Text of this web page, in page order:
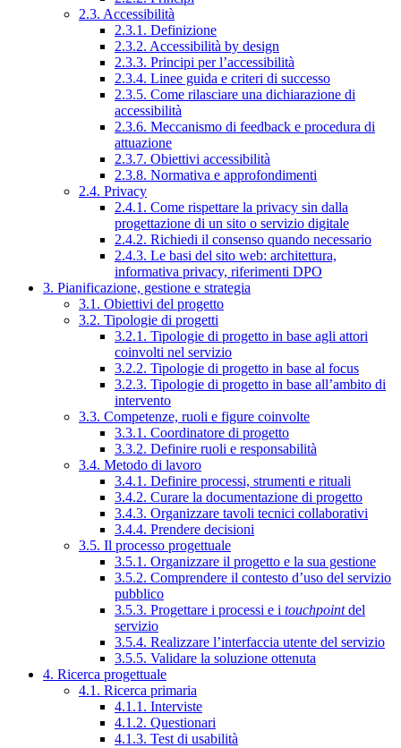
2.3. Accessibilità
2.3.1. Definizione
2.3.2. Accessibilità by design
2.3.3. Principi per l’accessibilità
2.3.4. Linee guida e criteri di successo
2.3.5. Come rilasciare una dichiarazione di
accessibilità
2.3.6. Meccanismo di feedback e procedura di
attuazione
2.3.7. Obiettivi accessibilità
2.3.8. Normativa e approfondimenti
2.4. Privacy
2.4.1. Come rispettare la privacy sin dalla
progettazione di un sito o servizio digitale
2.4.2. Richiedi il consenso quando necessario
2.4.3. Le basi del sito web: architettura,
informativa privacy, riferimenti DPO
3. Pianificazione, gestione e strategia
3.1. Obiettivi del progetto
3.2. Tipologie di progetti
3.2.1. Tipologie di progetto in base agli attori
coinvolti nel servizio
3.2.2. Tipologie di progetto in base al focus
3.2.3. Tipologie di progetto in base all’ambito di
intervento
3.3. Competenze, ruoli e figure coinvolte
3.3.1. Coordinatore di progetto
3.3.2. Definire ruoli e responsabilità
3.4. Metodo di lavoro
3.4.1. Definire processi, strumenti e rituali
3.4.2. Curare la documentazione di progetto
3.4.3. Organizzare tavoli tecnici collaborativi
3.4.4. Prendere decisioni
3.5. Il processo progettuale
3.5.1. Organizzare il progetto e la sua gestione
3.5.2. Comprendere il contesto d’uso del servizio
pubblico
3.5.3. Progettare i processi e i touchpointdel
servizio
3.5.4. Realizzare l’interfaccia utente del servizio
3.5.5. Validare la soluzione ottenuta
4. Ricerca progettuale
4.1. Ricerca primaria
4.1.1. Interviste
4.1.2. Questionari
4.1.3. Test di usabilità